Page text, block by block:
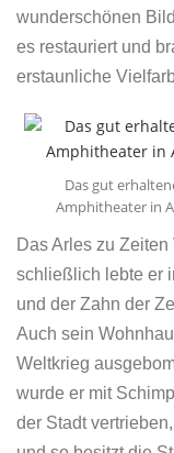
wunderschönen
es restauriert und
erstaunliche
Das gut
Amphitheater in
Das Arles zu
schließlich lebte er
und der Zahn der
Auch sein
Weltkrieg
wurde er mit
der Stadt